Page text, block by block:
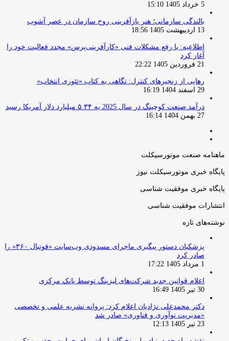
5 خرداد 1405 15:10
بالندگی سازمانی؛ هنر بازآفرینی روح سازمان در عصر آشوب
13 اردیبهشت 1405 18:56
اطلاعیه: با رفع مشکلات فنی «کارآفرینی‌پرس» مجدد فعالیت خود را
آغاز کرد
21 فروردین 1405 22:22
رهایی از زنجیرهای کنترل: نگاهی به کتاب «تئوری انتخاب»
29 اسفند 1404 16:19
درآمد صنعت کوچینگ در سال 2025 به ۵.۳۴ میلیارد دلار آمریکا رسید
27 بهمن 1404 16:14
ماهنامه صنعت موتورسیکلت
پایگاه خبری موتورسیکلت نیوز
پایگاه خبری موفقیت شناسی
انتشارات موفقیت شناسی
نوشته‌های تازه
پزشکیان دستور پیگیری ماجرای مسدودی وب‌سایت «فوتبال ۳۶۰» را
صادر کرد
1 مرداد 1405 17:22
اعلام قوانین جدید شرکت‌های لیزینگ توسط بانک مرکزی
30 تیر 1405 16:49
دکتر محمدعلی نژادیان اعلام کرد: پروانه نشریه علمی و تخصصی
«مدیریت نوآوری و فناوری» صادر شد
23 تیر 1405 12:13